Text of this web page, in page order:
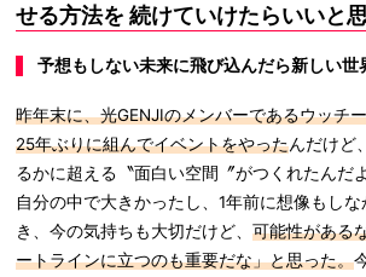
せる方法を 続けていけたらいいと
予想もしない未来に飛び込んだら新しい世
昨年末に、光GENJIのメンバーであるウッチ
25年ぶりに組んでイベントをやったんだけど
るかに超える〝面白い空間〞がつくれたんだ
自分の中で大きかったし、1年前に想像もし
き、今の気持ちも大切だけど、 可能性がある
ートラインに立つのも重要だな」と思った。